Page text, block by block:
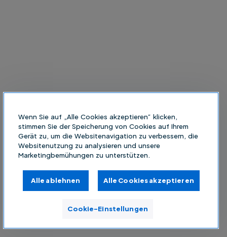
Wenn Sie auf „Alle Cookies akzeptieren“ klicken,
stimmen Sie der Speicherung von Cookies auf Ihrem
Gerät zu, um die Websitenavigation zu verbessern, die
Websitenutzung zu analysieren und unsere
Marketingbemühungen zu unterstützen.
Alle ablehnen Alle Cookies akzeptieren
Cookie-Einstellungen